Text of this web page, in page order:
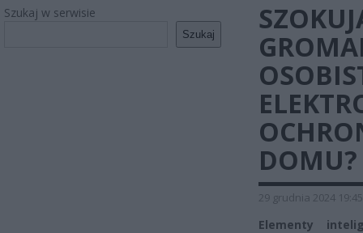
Szukaj w serwisie
Szukaj
DOMU?
29 grudnia 2024 19:45
Elementy